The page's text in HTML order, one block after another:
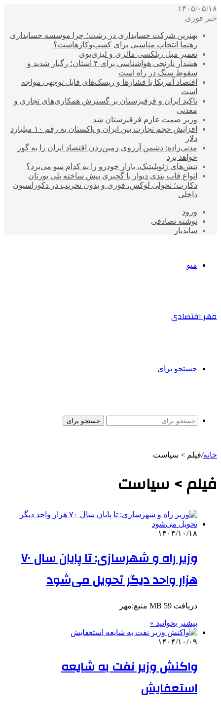
۱۴۰۵/۰۵/۱۸
خبر فوری
بهترین شرکت حسابداری در رشت؛ چرا موسسه حسابداری
رهنما انتخاب مناسبی برای کسب‌وکارهاست؟
تعمیر مبل ریلکسی مالزی و لیزی‌بوی
هشدار نارنجی هواشناسی برای ۴ استان؛ رگبار شدید و
سقوط سنگ در راه است
اقتصاد آمریکا با فشارها و ریسک‌های قابل توجهی مواجه
است
تاکید ایران و قرقیزستان بر گسترش همکاری‌های تجاری و
معدنی
وزیر صمت عازم قرقیزستان شد
افزایش حجم تجارت بین ایران و پاکستان به رقم ۱۰ میلیارد
دلار
مدنی‌زاده: دشمن آرزوی زمین‌زدن اقتصاد ایران را به گور
خواهد برد
تنش‌های ژئوپلیتیک، بازار خودرو را به کدام سو می‌برد؟
انواع قاب بندی دیوار با گچبری پیش ساخته پلی یورتان
دکارت؛ تحولی لوکس، فوری و بدون تخریب در دکوراسیون
داخلی
ورود
نوشته تصادفی
سایدبار
منو
مهر اقتصادی
جستجو برای
جستجو برای
خانه/فیلم > سیاست
فیلم > سیاست
۱۴۰۳/۱۰/۱۸
وزیر راه و شهرسازی: تا پایان سال ۷۰
هزار واحد دیگر تحویل می‌شود
دریافت 59 MB منبع:مهر
بیشتر بخوانید »
۱۴۰۴/۱۰/۰۹
واکنش وزیر نفت به شایعه
استعفایش